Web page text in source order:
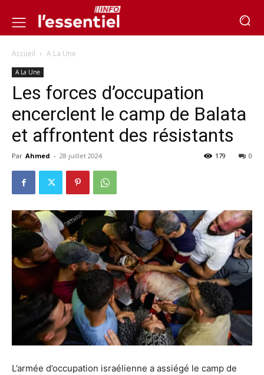
Accueil A La Une
A La Une
Les forces d’occupation
encerclent le camp de Balata
et affrontent des résistants
Par Ahmed - 28 juillet 2024 0
179
L’armée d’occupation israélienne a assiégé le camp de